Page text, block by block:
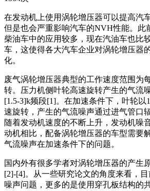
在发动机上使用涡轮增压器可以提高汽
但是也会严重影响汽车的NVH性能。此
柴油车中的应用较多，现在汽油车也比
车，这使得各大汽车企业对涡轮增压器
化。
废气涡轮增压器典型的工作速度范围为
转。压力机侧叶轮高速旋转产生的气流
[1.5-3]k频段[1]。在加速条件下，叶轮以
速旋转，产生的气流噪声通过进气管口
随着发动机速度的不断上升，发动机噪
动机相比，配备涡轮增压器的车型需要
气流噪声在加速条件下的问题。
国内外有很多学者对涡轮增压器的产生
[2]-[4]。从一些研究论文的角度来看，
噪声问题，更多的是使用穿孔板结构的